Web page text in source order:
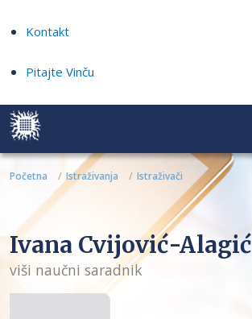
Kontakt
Pitajte Vinču
Početna Istraživanja Istraživači
Ivana Cvijović-Alagić
viši naučni saradnik